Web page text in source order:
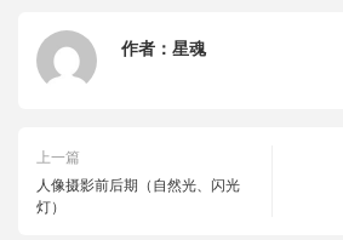
作者： 星魂
上一篇
人像摄影前后期（自然光、闪光
灯）